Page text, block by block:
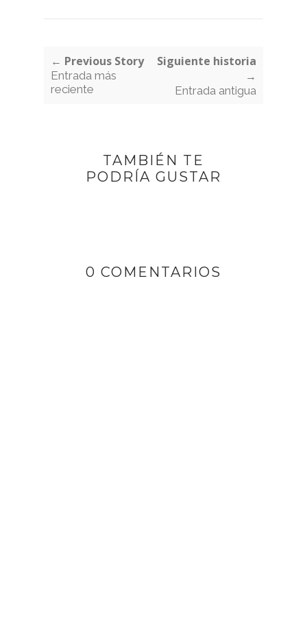
← Previous Story
Entrada más
reciente
Siguiente historia
→
Entrada antigua
TAMBIÉN TE
PODRÍA GUSTAR
0 COMENTARIOS